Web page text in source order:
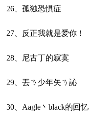
26、孤独恐惧症
27、反正我就是爱你！
28、尼古丁的寂寞
29、丟ㄋ少年矢ㄋ訫
30、Aagle丶black的回忆